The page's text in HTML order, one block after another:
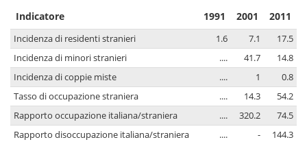
Indicatore 1991 2001 2011
Incidenza di residenti stranieri 1.6 7.1
17.5
Incidenza di minori stranieri
.... 41.7
14.8
Incidenza di coppie miste
.... 1
0.8
Tasso di occupazione straniera
.... 14.3
54.2
Rapporto occupazione italiana/straniera
.... 320.2
74.5
Rapporto disoccupazione italiana/straniera
.... -
144.3